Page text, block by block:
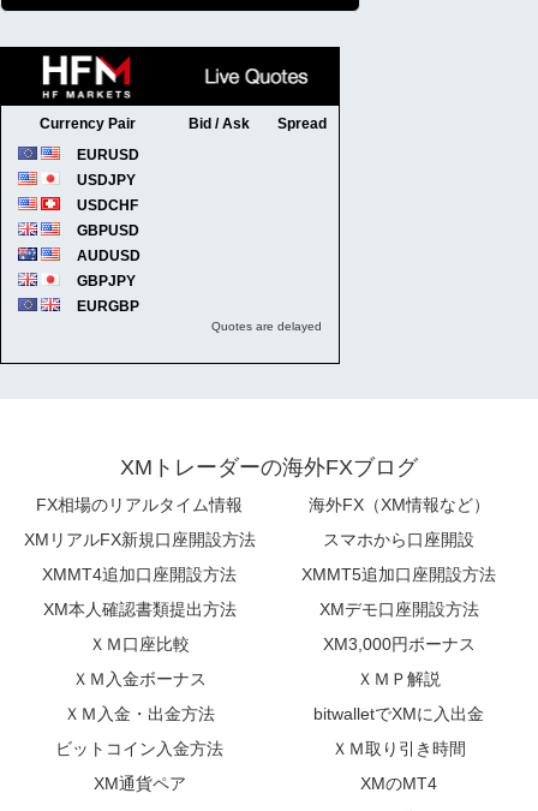
XMトレーダーの海外FXブログ
FX相場のリアルタイム情報
海外FX（XM情報など）
XMリアルFX新規口座開設方法
スマホから口座開設
XMMT4追加口座開設方法
XMMT5追加口座開設方法
XM本人確認書類提出方法
XMデモ口座開設方法
ＸＭ口座比較
XM3,000円ボーナス
ＸＭ入金ボーナス
ＸＭＰ解説
ＸＭ入金・出金方法
bitwalletでXMに入出金
ビットコイン入金方法
ＸＭ取り引き時間
XM通貨ペア
XMのMT4